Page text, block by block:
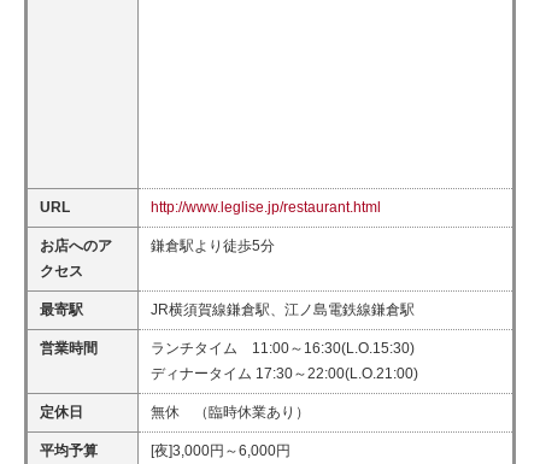
URL http://www.leglise.jp/restaurant.html
お店へのア
クセス
鎌倉駅より徒歩5分
最寄駅 JR横須賀線鎌倉駅、江ノ島電鉄線鎌倉駅
営業時間
ランチタイム 11:00～16:30(L.O.15:30)
ディナータイム 17:30～22:00(L.O.21:00)
定休日 無休 （臨時休業あり）
平均予算
[夜]3,000円～6,000円